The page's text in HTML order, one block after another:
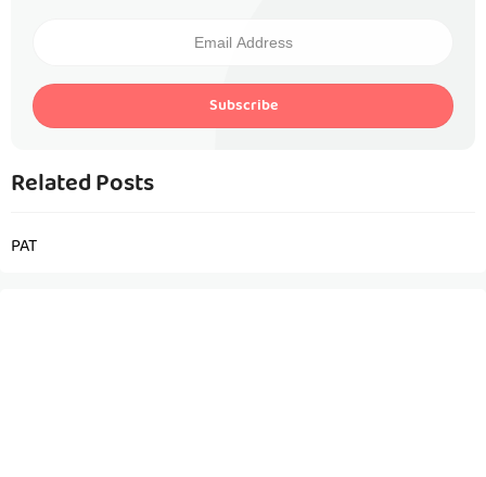
Subscribe
Related Posts
PAT